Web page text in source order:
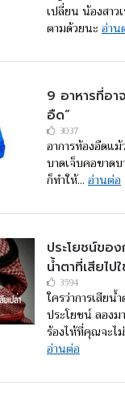
เปลี่ยน น้องสาว
ตามด้วยนะ อ่าน
9 อาหารที่อ
อืด”
3037
อาการท้องอืดแม้
บาดเจ็บคอขาด
ก็ทำให้... อ่านต่อ
ประโยชน์ของ
น้ำตาที่เสียไป
3594
ใครว่าการเสียน้
ประโยชน์ ลองม
ร้องไห้ที่คุณจะไ
อ่านต่อ